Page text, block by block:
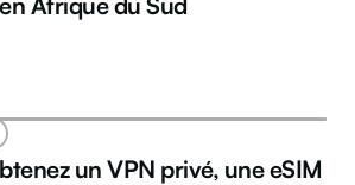
un VPN privé, une eSIM